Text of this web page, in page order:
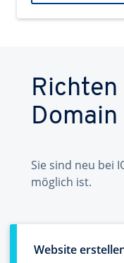
Richten
Domain
Sie sind neu bei
möglich ist.
Website